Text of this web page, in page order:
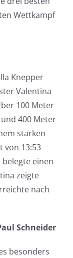
Wettkampf
Knepper
Valentina
100 Meter
400 Meter
starken
von 13:53
einen
zeigte
nach
Schneider
besonders